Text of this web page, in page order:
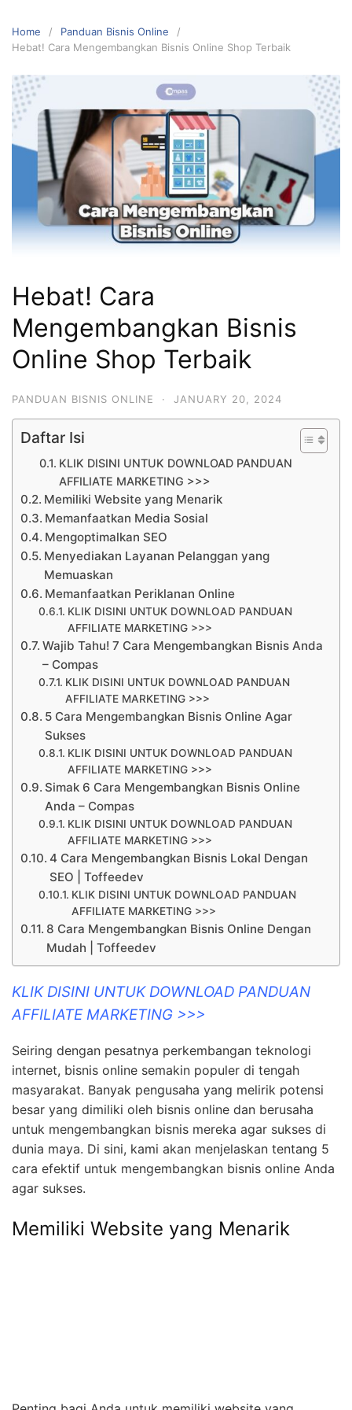
Home
Panduan Bisnis Online
Hebat! Cara Mengembangkan Bisnis Online Shop Terbaik
Hebat! Cara
Mengembangkan Bisnis
Online Shop Terbaik
PANDUAN BISNIS ONLINE · JANUARY 20, 2024
Daftar Isi
KLIK DISINI UNTUK DOWNLOAD PANDUAN
AFFILIATE MARKETING >>>
Memiliki Website yang Menarik
Memanfaatkan Media Sosial
Mengoptimalkan SEO
Menyediakan Layanan Pelanggan yang
Memuaskan
Memanfaatkan Periklanan Online
KLIK DISINI UNTUK DOWNLOAD PANDUAN
AFFILIATE MARKETING >>>
Wajib Tahu! 7 Cara Mengembangkan Bisnis Anda
– Compas
KLIK DISINI UNTUK DOWNLOAD PANDUAN
AFFILIATE MARKETING >>>
5 Cara Mengembangkan Bisnis Online Agar
Sukses
KLIK DISINI UNTUK DOWNLOAD PANDUAN
AFFILIATE MARKETING >>>
Simak 6 Cara Mengembangkan Bisnis Online
Anda – Compas
KLIK DISINI UNTUK DOWNLOAD PANDUAN
AFFILIATE MARKETING >>>
4 Cara Mengembangkan Bisnis Lokal Dengan
SEO | Toffeedev
KLIK DISINI UNTUK DOWNLOAD PANDUAN
AFFILIATE MARKETING >>>
8 Cara Mengembangkan Bisnis Online Dengan
Mudah | Toffeedev
KLIK DISINI UNTUK DOWNLOAD PANDUAN
AFFILIATE MARKETING >>>
Seiring dengan pesatnya perkembangan teknologi
internet, bisnis online semakin populer di tengah
masyarakat. Banyak pengusaha yang melirik potensi
besar yang dimiliki oleh bisnis online dan berusaha
untuk mengembangkan bisnis mereka agar sukses di
dunia maya. Di sini, kami akan menjelaskan tentang 5
cara efektif untuk mengembangkan bisnis online Anda
agar sukses.
Memiliki Website yang Menarik